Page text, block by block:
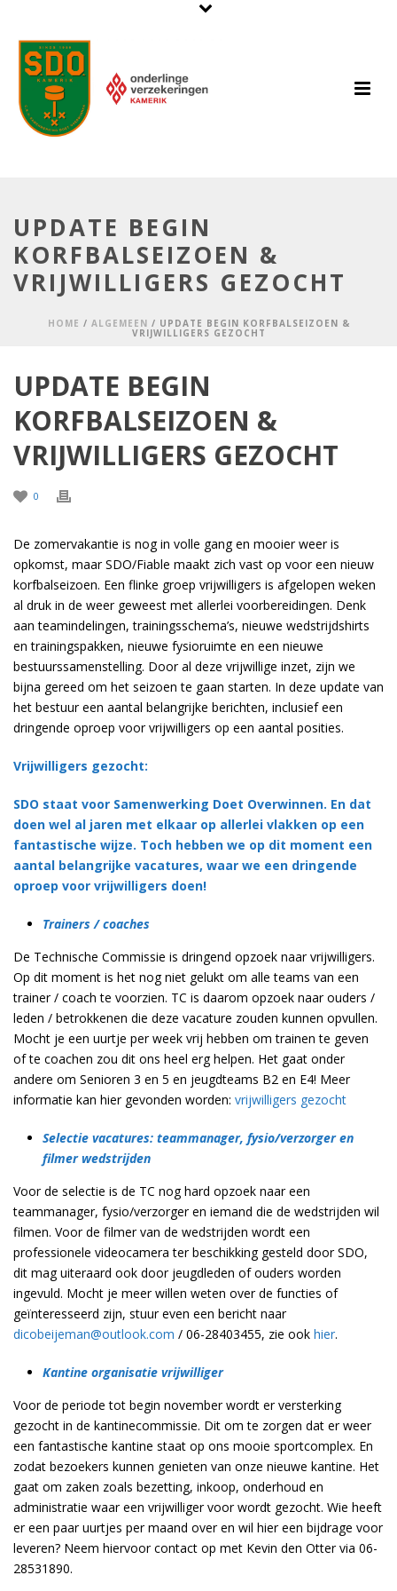
UPDATE BEGIN
KORFBALSEIZOEN &
VRIJWILLIGERS GEZOCHT
HOME / ALGEMEEN / UPDATE BEGIN KORFBALSEIZOEN &
VRIJWILLIGERS GEZOCHT
UPDATE BEGIN
KORFBALSEIZOEN &
VRIJWILLIGERS GEZOCHT
0
De zomervakantie is nog in volle gang en mooier weer is
opkomst, maar SDO/Fiable maakt zich vast op voor een nieuw
korfbalseizoen. Een flinke groep vrijwilligers is afgelopen weken
al druk in de weer geweest met allerlei voorbereidingen. Denk
aan teamindelingen, trainingsschema’s, nieuwe wedstrijdshirts
en trainingspakken, nieuwe fysioruimte en een nieuwe
bestuurssamenstelling. Door al deze vrijwillige inzet, zijn we
bijna gereed om het seizoen te gaan starten. In deze update van
het bestuur een aantal belangrijke berichten, inclusief een
dringende oproep voor vrijwilligers op een aantal posities.
Vrijwilligers gezocht:
SDO staat voor Samenwerking Doet Overwinnen. En dat
doen wel al jaren met elkaar op allerlei vlakken op een
fantastische wijze. Toch hebben we op dit moment een
aantal belangrijke vacatures, waar we een dringende
oproep voor vrijwilligers doen!
Trainers / coaches
De Technische Commissie is dringend opzoek naar vrijwilligers.
Op dit moment is het nog niet gelukt om alle teams van een
trainer / coach te voorzien. TC is daarom opzoek naar ouders /
leden / betrokkenen die deze vacature zouden kunnen opvullen.
Mocht je een uurtje per week vrij hebben om trainen te geven
of te coachen zou dit ons heel erg helpen. Het gaat onder
andere om Senioren 3 en 5 en jeugdteams B2 en E4! Meer
informatie kan hier gevonden worden: vrijwilligers gezocht
Selectie vacatures: teammanager, fysio/verzorger en
filmer wedstrijden
Voor de selectie is de TC nog hard opzoek naar een
teammanager, fysio/verzorger en iemand die de wedstrijden wil
filmen. Voor de filmer van de wedstrijden wordt een
professionele videocamera ter beschikking gesteld door SDO,
dit mag uiteraard ook door jeugdleden of ouders worden
ingevuld. Mocht je meer willen weten over de functies of
geïnteresseerd zijn, stuur even een bericht naar
dicobeijeman@outlook.com / 06-28403455, zie ook hier.
Kantine organisatie vrijwilliger
Voor de periode tot begin november wordt er versterking
gezocht in de kantinecommissie. Dit om te zorgen dat er weer
een fantastische kantine staat op ons mooie sportcomplex. En
zodat bezoekers kunnen genieten van onze nieuwe kantine. Het
gaat om zaken zoals bezetting, inkoop, onderhoud en
administratie waar een vrijwilliger voor wordt gezocht. Wie heeft
er een paar uurtjes per maand over en wil hier een bijdrage voor
leveren? Neem hiervoor contact op met Kevin den Otter via 06-
28531890.